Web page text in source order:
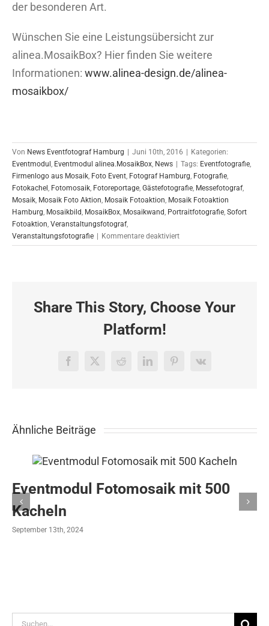
der besonderen Art.
Wünschen Sie eine Leistungsübersicht zur
alinea.MosaikBox? Hier finden Sie weitere
Informationen: www.alinea-design.de/alinea-
mosaikbox/
Von News Eventfotograf Hamburg Juni 10th, 2016
Kategorien:
Eventmodul , Eventmodul alinea.MosaikBox, News Tags: Eventfotografie,
Firmenlogo aus Mosaik, Foto Event, Fotograf Hamburg, Fotografie,
Fotokachel , Fotomosaik, Fotoreportage, Gästefotografie, Messefotograf,
Mosaik, Mosaik Foto Aktion, Mosaik Fotoaktion, Mosaik Fotoaktion
Hamburg, Mosaikbild, MosaikBox, Mosaikwand, Portraitfotografie, Sofort
Fotoaktion, Veranstaltungsfotograf,
Veranstaltungsfotografie
Kommentare deaktiviertfür
Fotomosaik
in
Share This Story, Choose Your
Platform!
Facebook
X RedditLinkedInPinterest
Vk
Ähnliche Beiträge
Eventmodul Fotomosaik mit 500
Kacheln
September 13th, 2024
Suche